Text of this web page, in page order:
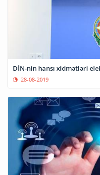
DİN-nin hansı xidmətləri
28-08-2019